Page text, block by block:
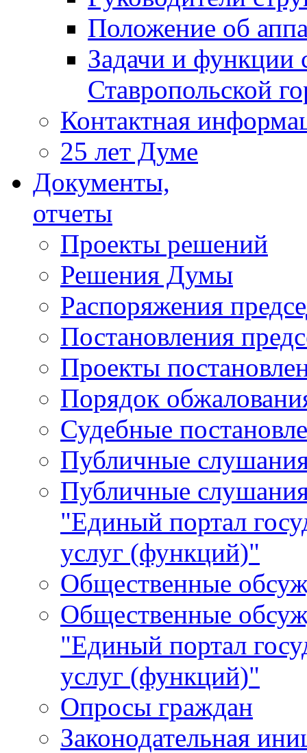
Положение об
Задачи и функции
Ставропольской
Контактная
25 лет Думе
Документы,
отчеты
Проекты решений
Решения Думы
Распоряжения
Постановления
Проекты
Порядок
Судебные
Публичные
Публичные
"Единый портал
услуг (функций)"
Общественные
Общественные
"Единый портал
услуг (функций)"
Опросы граждан
Законодательная